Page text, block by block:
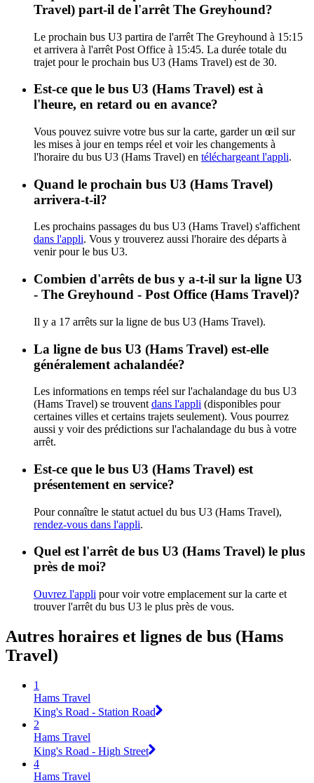
Travel) part-il de l'arrêt The Greyhound?
Le prochain bus U3 partira de l'arrêt The Greyhound à 15:15
et arrivera à l'arrêt Post Office à 15:45. La durée totale du
trajet pour le prochain bus U3 (Hams Travel) est de 30.
Est-ce que le bus U3 (Hams Travel) est à
l'heure, en retard ou en avance?
Vous pouvez suivre votre bus sur la carte, garder un œil sur
les mises à jour en temps réel et voir les changements à
l'horaire du bus U3 (Hams Travel) en téléchargeant l'appli.
Quand le prochain bus U3 (Hams Travel)
arrivera-t-il?
Les prochains passages du bus U3 (Hams Travel) s'affichent
dans l'appli. Vous y trouverez aussi l'horaire des départs à
venir pour le bus U3.
Combien d'arrêts de bus y a-t-il sur la ligne U3
- The Greyhound - Post Office (Hams Travel)?
Il y a 17 arrêts sur la ligne de bus U3 (Hams Travel).
La ligne de bus U3 (Hams Travel) est-elle
généralement achalandée?
Les informations en temps réel sur l'achalandage du bus U3
(Hams Travel) se trouvent dans l'appli (disponibles pour
certaines villes et certains trajets seulement). Vous pourrez
aussi y voir des prédictions sur l'achalandage du bus à votre
arrêt.
Est-ce que le bus U3 (Hams Travel) est
présentement en service?
Pour connaître le statut actuel du bus U3 (Hams Travel),
rendez-vous dans l'appli.
Quel est l'arrêt de bus U3 (Hams Travel) le plus
près de moi?
Ouvrez l'appli pour voir votre emplacement sur la carte et
trouver l'arrêt du bus U3 le plus près de vous.
Autres horaires et lignes de bus (Hams
Travel)
1
Hams Travel
King's Road - Station Road
2
Hams Travel
King's Road - High Street
4
Hams Travel